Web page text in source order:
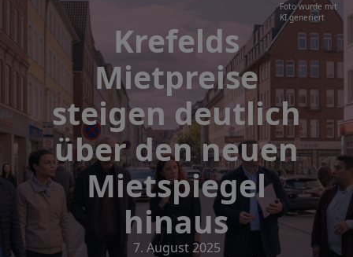
Foto wurde mit
KI generiert
Krefelds
Mietpreise
steigen deutlich
über den neuen
Mietspiegel
hinaus
7. August 2025